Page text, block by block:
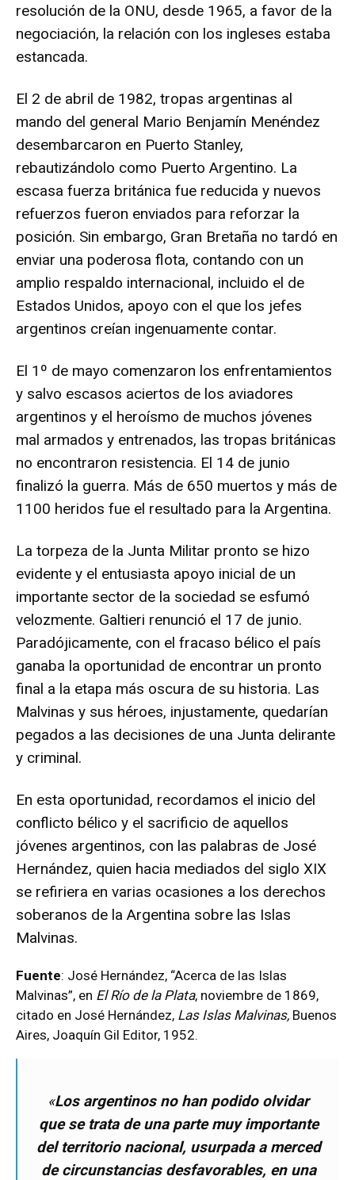
resolución de la ONU, desde 1965, a favor de la
negociación, la relación con los ingleses estaba
estancada.
El 2 de abril de 1982, tropas argentinas al
mando del general Mario Benjamín Menéndez
desembarcaron en Puerto Stanley,
rebautizándolo como Puerto Argentino. La
escasa fuerza británica fue reducida y nuevos
refuerzos fueron enviados para reforzar la
posición. Sin embargo, Gran Bretaña no tardó en
enviar una poderosa flota, contando con un
amplio respaldo internacional, incluido el de
Estados Unidos, apoyo con el que los jefes
argentinos creían ingenuamente contar.
El 1º de mayo comenzaron los enfrentamientos
y salvo escasos aciertos de los aviadores
argentinos y el heroísmo de muchos jóvenes
mal armados y entrenados, las tropas británicas
no encontraron resistencia. El 14 de junio
finalizó la guerra. Más de 650 muertos y más de
1100 heridos fue el resultado para la Argentina.
La torpeza de la Junta Militar pronto se hizo
evidente y el entusiasta apoyo inicial de un
importante sector de la sociedad se esfumó
velozmente. Galtieri renunció el 17 de junio.
Paradójicamente, con el fracaso bélico el país
ganaba la oportunidad de encontrar un pronto
final a la etapa más oscura de su historia. Las
Malvinas y sus héroes, injustamente, quedarían
pegados a las decisiones de una Junta delirante
y criminal.
En esta oportunidad, recordamos el inicio del
conflicto bélico y el sacrificio de aquellos
jóvenes argentinos, con las palabras de José
Hernández, quien hacia mediados del siglo XIX
se refiriera en varias ocasiones a los derechos
soberanos de la Argentina sobre las Islas
Malvinas.
Fuente: José Hernández, “Acerca de las Islas
Malvinas”, en El Río de la Plata, noviembre de 1869,
citado en José Hernández, Las Islas Malvinas, Buenos
Aires, Joaquín Gil Editor, 1952.
«Los argentinos no han podido olvidar
que se trata de una parte muy importante
del territorio nacional, usurpada a merced
de circunstancias desfavorables, en una